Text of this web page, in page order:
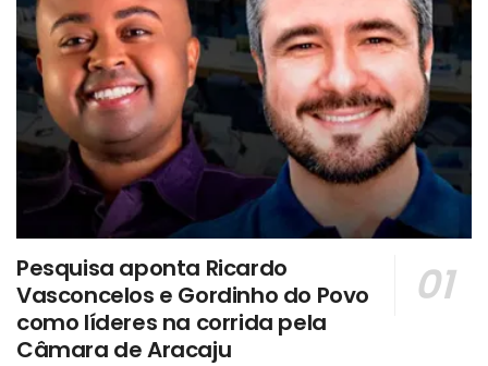
Pesquisa aponta Ricardo
Vasconcelos e Gordinho do Povo
como líderes na corrida pela
Câmara de Aracaju